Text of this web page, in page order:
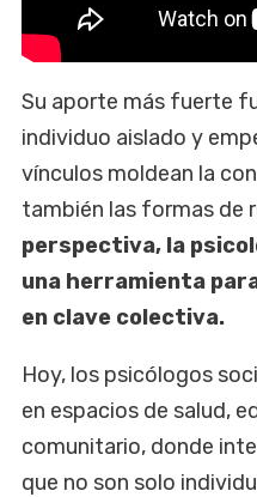
Su aporte más fuerte
individuo aislado y
vínculos moldean la
también las formas de
perspectiva, la
una herramienta
en clave colectiva.
Hoy, los psicólogos
en espacios de salud,
comunitario, donde
que no son solo